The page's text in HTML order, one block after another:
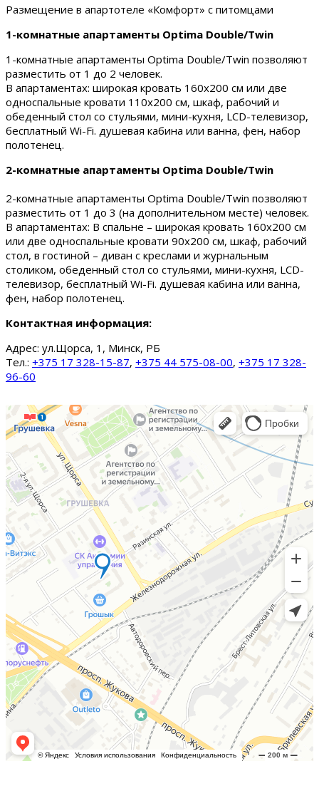
Размещение в апартотеле «Комфорт» с питомцами
1-комнатные апартаменты Optima Double/Twin
1-комнатные апартаменты Optima Double/Twin позволяют
разместить от 1 до 2 человек.
В апартаментах: широкая кровать 160х200 см или две
односпальные кровати 110х200 см, шкаф, рабочий и
обеденный стол со стульями, мини-кухня, LCD-телевизор,
бесплатный Wi-Fi. душевая кабина или ванна, фен, набор
полотенец.
2-комнатные апартаменты Optima Double/Twin
2-комнатные апартаменты Optima Double/Twin позволяют
разместить от 1 до 3 (на дополнительном месте) человек.
В апартаментах: В спальне – широкая кровать 160х200 см
или две односпальные кровати 90х200 см, шкаф, рабочий
стол, в гостиной – диван с креслами и журнальным
столиком, обеденный стол со стульями, мини-кухня, LCD-
телевизор, бесплатный Wi-Fi. душевая кабина или ванна,
фен, набор полотенец.
Контактная информация:
Адрес: ул.Щорса, 1, Минск, РБ
Тел.: +375 17 328-15-87, +375 44 575-08-00, +375 17 328-
96-60